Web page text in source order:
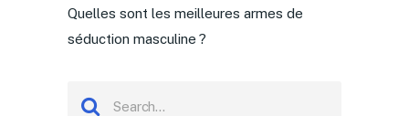
Quelles sont les meilleures armes de
séduction masculine ?